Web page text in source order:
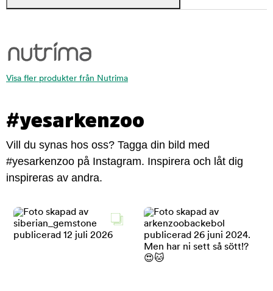
Visa fler produkter från Nutrima
#yesarkenzoo
Vill du synas hos oss? Tagga din bild med
#yesarkenzoo på Instagram. Inspirera och låt dig
inspireras av andra.